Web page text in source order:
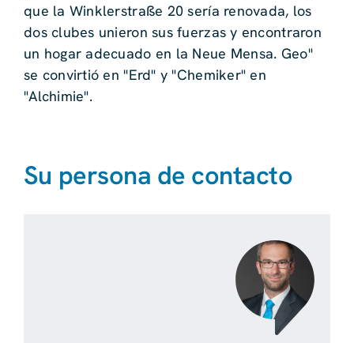
que la Winklerstraße 20 sería renovada, los
dos clubes unieron sus fuerzas y encontraron
un hogar adecuado en la Neue Mensa. Geo"
se convirtió en "Erd" y "Chemiker" en
"Alchimie".
Su persona de contacto